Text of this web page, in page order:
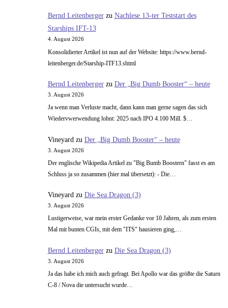
Bernd Leitenbergerzu Nachlese 13-ter Teststart des
Starships IFT-13
4. August 2026
Konsolidierter Artikel ist nun auf der Website: https://www.bernd-
leitenberger.de/Starship-ITF13.shtml
Bernd Leitenbergerzu Der „Big Dumb Booster“ – heute
3. August 2026
Ja wenn man Verluste macht, dann kann man gerne sagen das sich
Wiedervwerwendung lohnt: 2025 nach IPO 4.100 Mill. $…
Vineyard zu Der „Big Dumb Booster“ – heute
3. August 2026
Der englische Wikipedia Artikel zu "Big Bumb Boostern" fasst es am
Schluss ja so zusammen (hier mal übersetzt): - Die…
Vineyardzu Die Sea Dragon (3)
3. August 2026
Lustigerweise, war mein erster Gedanke vor 10 Jahren, als zum ersten
Mal mit bunten CGIs, mit dem "ITS" hausieren ging,…
Bernd Leitenbergerzu Die Sea Dragon (3)
3. August 2026
Ja das habe ich mich auch gefragt. Bei Apollo war das größte die Saturn
C-8 / Nova die untersucht wurde…